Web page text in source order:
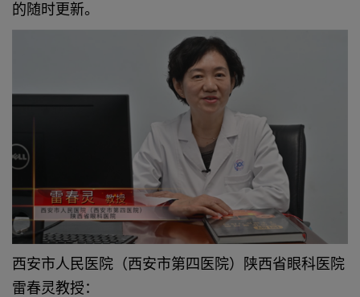
的随时更新。
西安市人民医院（西安市第四医院）陕西省眼科医院
雷春灵教授：